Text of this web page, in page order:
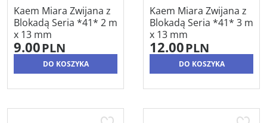
Kaem Miara Zwijana z
Blokadą Seria *41* 2 m
x 13 mm
9.00PLN
DO KOSZYKA
Kaem Miara Zwijana z
Blokadą Seria *41* 3 m
x 13 mm
12.00PLN
DO KOSZYKA